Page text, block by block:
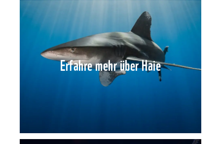
Erfahre mehr über Haie